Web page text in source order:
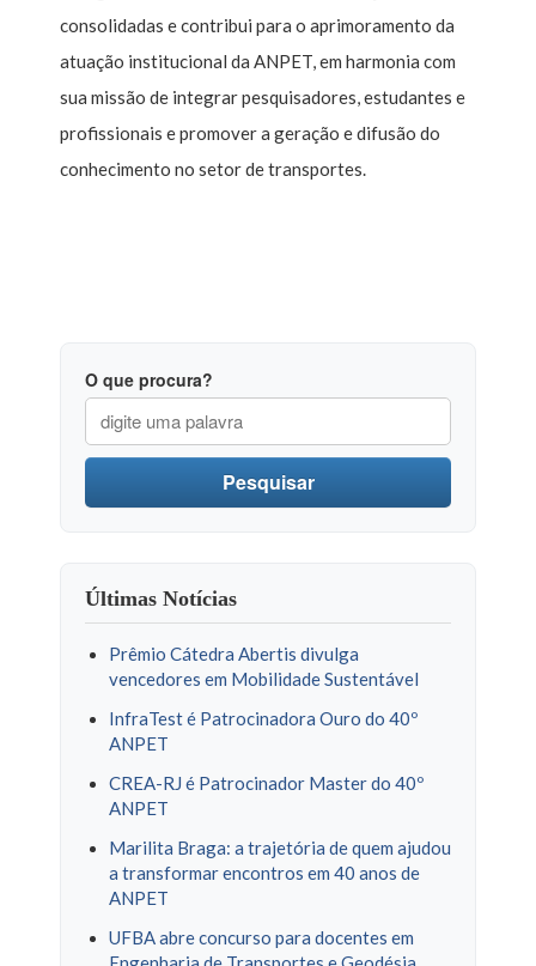
consolidadas e contribui para o aprimoramento da
atuação institucional da ANPET, em harmonia com
sua missão de integrar pesquisadores, estudantes e
profissionais e promover a geração e difusão do
conhecimento no setor de transportes.
O que procura?
Pesquisar
Últimas Notícias
Prêmio Cátedra Abertis divulga
vencedores em Mobilidade Sustentável
InfraTest é Patrocinadora Ouro do 40º
ANPET
CREA-RJ é Patrocinador Master do 40º
ANPET
Marilita Braga: a trajetória de quem ajudou
a transformar encontros em 40 anos de
ANPET
UFBA abre concurso para docentes em